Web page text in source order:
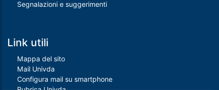
Segnalazioni e suggerimenti
Link utili
Mappa del sito
Mail Univda
Configura mail su smartphone